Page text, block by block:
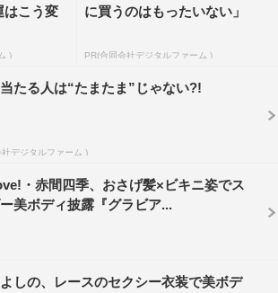
はこう変
)
に買うのはもったいない」
PR(合同会社デジタルファーム )
たる人は“たまたま”じゃない?!
社デジタルファーム )
・赤間四季、おさげ髪×ビキニ姿でス
美ボディ披露『グラビア...
しの、レースのセクシー衣装で美ボデ